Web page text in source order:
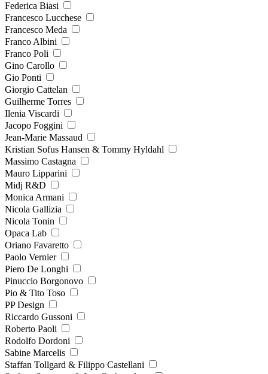
Federica Biasi
Francesco Lucchese
Francesco Meda
Franco Albini
Franco Poli
Gino Carollo
Gio Ponti
Giorgio Cattelan
Guilherme Torres
Ilenia Viscardi
Jacopo Foggini
Jean-Marie Massaud
Kristian Sofus Hansen & Tommy Hyldahl
Massimo Castagna
Mauro Lipparini
Midj R&D
Monica Armani
Nicola Gallizia
Nicola Tonin
Opaca Lab
Oriano Favaretto
Paolo Vernier
Piero De Longhi
Pinuccio Borgonovo
Pio & Tito Toso
PP Design
Riccardo Gussoni
Roberto Paoli
Rodolfo Dordoni
Sabine Marcelis
Staffan Tollgard & Filippo Castellani